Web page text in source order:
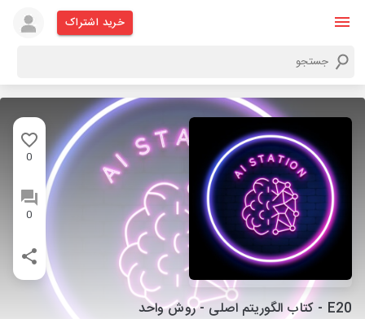
خرید اشتراک
0
0
E20 - کتاب الگوریتم اصلی - روش واحد